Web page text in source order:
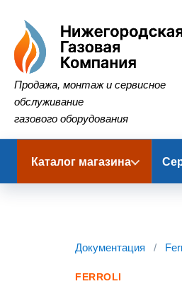
Нижегородская Газовая Компания
Продажа, монтаж и сервисное
обслуживание
газового оборудования
Каталог магазина
Документация /
FERROLI